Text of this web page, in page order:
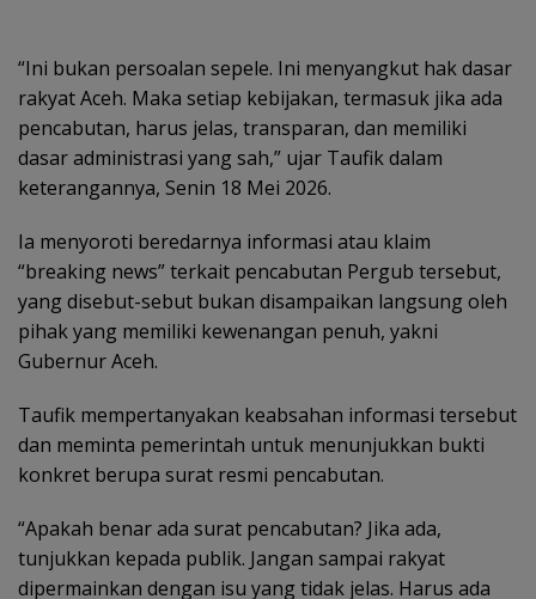
“Ini bukan persoalan sepele. Ini menyangkut hak dasar
rakyat Aceh. Maka setiap kebijakan, termasuk jika ada
pencabutan, harus jelas, transparan, dan memiliki
dasar administrasi yang sah,” ujar Taufik dalam
keterangannya, Senin 18 Mei 2026.
Ia menyoroti beredarnya informasi atau klaim
“breaking news” terkait pencabutan Pergub tersebut,
yang disebut-sebut bukan disampaikan langsung oleh
pihak yang memiliki kewenangan penuh, yakni
Gubernur Aceh.
Taufik mempertanyakan keabsahan informasi tersebut
dan meminta pemerintah untuk menunjukkan bukti
konkret berupa surat resmi pencabutan.
“Apakah benar ada surat pencabutan? Jika ada,
tunjukkan kepada publik. Jangan sampai rakyat
dipermainkan dengan isu yang tidak jelas. Harus ada